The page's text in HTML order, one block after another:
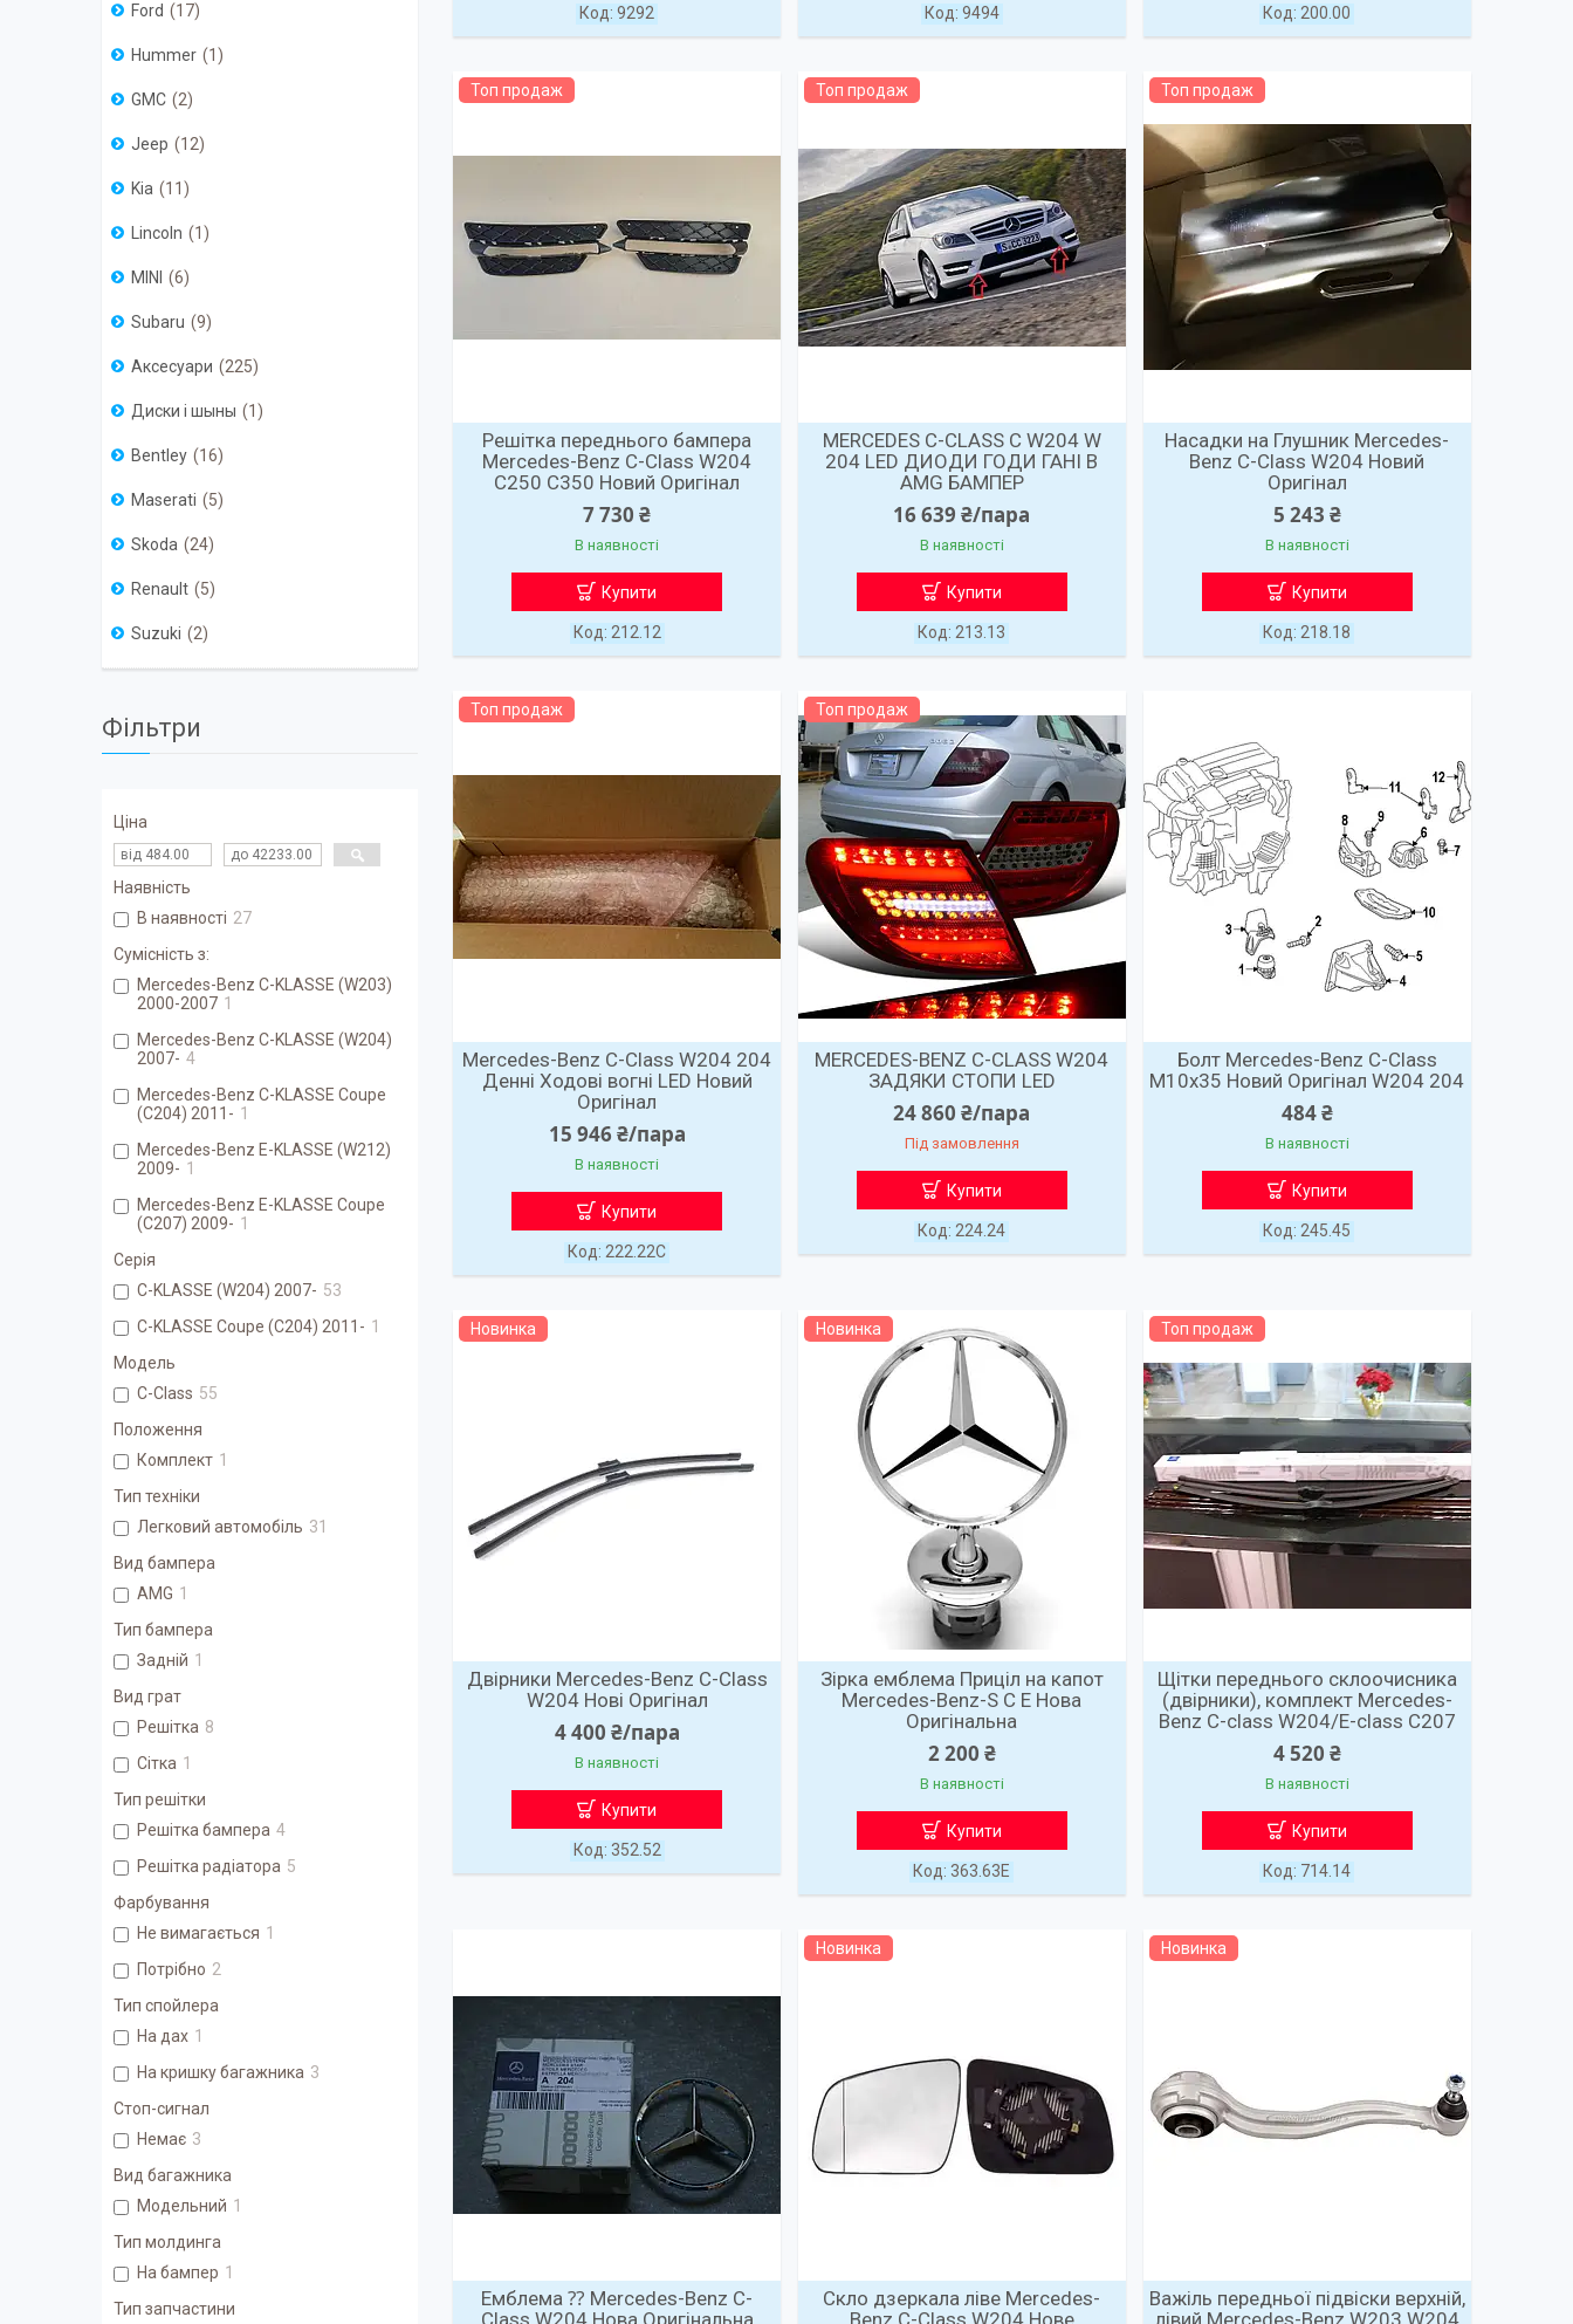
9292 9494 200.00
Топ продаж
Решітка переднього бампера
Mercedes-Benz C-Class W204
C250 C350 Новий Оригінал
7 730 ₴
В наявності
Купити
212.12
Топ продаж
MERCEDES C-CLASS C W204 W
204 LED ДИОДИ ГОДИ ГАНІ В
AMG БАМПЕР
16 639 ₴/пара
В наявності
Купити
213.13
Топ продаж
Насадки на Глушник Mercedes-
Benz C-Class W204 Новий
Оригінал
5 243 ₴
В наявності
Купити
218.18
Топ продаж
Mercedes-Benz C-Class W204 204
Денні Ходові вогні LED Новий
Оригінал
15 946 ₴/пара
В наявності
Купити
222.22C
Топ продаж
MERCEDES-BENZ C-CLASS W204
ЗАДЯКИ СТОПИ LED
24 860 ₴/пара
Під замовлення
Купити
224.24
Болт Mercedes-Benz C-Class
M10x35 Новий Оригінал W204 204
484 ₴
В наявності
Купити
245.45
Новинка
Двірники Mercedes-Benz C-Class
W204 Нові Оригінал
4 400 ₴/пара
В наявності
Купити
352.52
Новинка
Зірка емблема Приціл на капот
Mercedes-Benz-S C E Нова
Оригінальна
2 200 ₴
В наявності
Купити
363.63E
Топ продаж
Щітки переднього склоочисника
(двірники), комплект Mercedes-
Benz C-class W204/E-class C207
4 520 ₴
В наявності
Купити
714.14
Емблема ⁇ Mercedes-Benz C-
Class W204 Нова Оригінальна
Новинка
Скло дзеркала ліве Mercedes-
Benz C-Class W204 Нове
Новинка
Важіль передньої підвіски верхній,
лівий Mercedes-Benz W203 W204
Ford 17
Hummer 1
GMC 2
Jeep 12
Kia 11
Lincoln 1
MINI 6
Subaru 9
Аксесуари 225
Диски і шыны 1
Bentley 16
Maserati 5
Skoda 24
Renault 5
Suzuki 2
Фільтри
Ціна
Наявність
В наявності 27
Сумісність з:
Mercedes-Benz C-KLASSE (W203)
2000-2007 1
Mercedes-Benz C-KLASSE (W204)
2007- 4
Mercedes-Benz C-KLASSE Coupe
(C204) 2011- 1
Mercedes-Benz E-KLASSE (W212)
2009- 1
Mercedes-Benz E-KLASSE Coupe
(C207) 2009- 1
Серія
C-KLASSE (W204) 2007- 53
C-KLASSE Coupe (C204) 2011- 1
Модель
C-Class 55
Положення
Комплект 1
Тип техніки
Легковий автомобіль 31
Вид бампера
AMG 1
Тип бампера
Задній 1
Вид грат
Решітка 8
Сітка 1
Тип решітки
Решітка бампера 4
Решітка радіатора 5
Фарбування
Не вимагається 1
Потрібно 2
Тип спойлера
На дах 1
На кришку багажника 3
Стоп-сигнал
Немає 3
Вид багажника
Модельний 1
Тип молдинга
На бампер 1
Тип запчастини